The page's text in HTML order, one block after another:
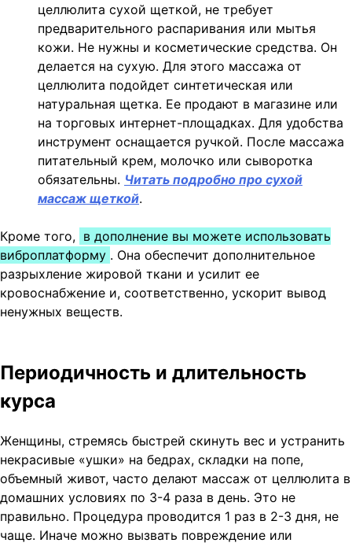
целлюлита сухой щеткой, не требует
предварительного распаривания или мытья
кожи. Не нужны и косметические средства. Он
делается на сухую. Для этого массажа от
целлюлита подойдет синтетическая или
натуральная щетка. Ее продают в магазине или
на торговых интернет-площадках. Для удобства
инструмент оснащается ручкой. После массажа
питательный крем, молочко или сыворотка
обязательны. Читать подробно про сухой
массаж щеткой.
Кроме того, в дополнение вы можете использовать
виброплатформу . Она обеспечит дополнительное
разрыхление жировой ткани и усилит ее
кровоснабжение и, соответственно, ускорит вывод
ненужных веществ.
Периодичность и длительность
курса
Женщины, стремясь быстрей скинуть вес и устранить
некрасивые «ушки» на бедрах, складки на попе,
объемный живот, часто делают массаж от целлюлита в
домашних условиях по 3-4 раза в день. Это не
правильно. Процедура проводится 1 раз в 2-3 дня, не
чаще. Иначе можно вызвать повреждение или